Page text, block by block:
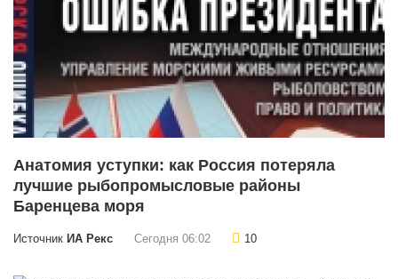
Анатомия уступки: как Россия потеряла
лучшие рыбопромысловые районы
Баренцева моря
Источник ИА Рекс Сегодня 06:02 10